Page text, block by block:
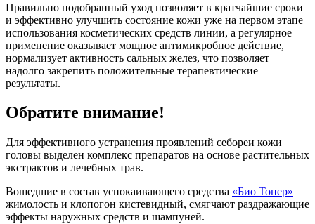
Правильно подобранный уход позволяет в кратчайшие сроки
и эффективно улучшить состояние кожи уже на первом этапе
использования косметических средств линии, а регулярное
применение оказывает мощное антимикробное действие,
нормализует активность сальных желез, что позволяет
надолго закрепить положительные терапевтические
результаты.
Обратите внимание!
Для эффективного устранения проявлений себореи кожи
головы выделен комплекс препаратов на основе растительных
экстрактов и лечебных трав.
Вошедшие в состав успокаивающего средства «Био Тонер»
жимолость и клопогон кистевидный, смягчают раздражающие
эффекты наружных средств и шампуней.